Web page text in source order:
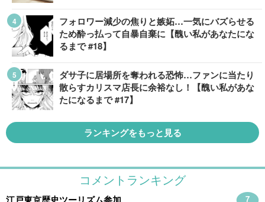
フォロワー減少の焦りと嫉妬…一気にバズらせる
ため酔っ払って自暴自棄に【醜い私があなたにな
るまで #18】
ダサ子に居場所を奪われる恐怖…ファンに当たり
散らすカリスマ店長に余裕なし！【醜い私があな
たになるまで #17】
ランキングをもっと見る